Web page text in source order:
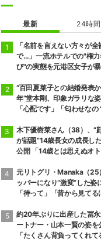
最新 24時間
「名前を言えない方々が全
で…」一流ホテルでの"権
び"の実態を元港区女子が
“百田夏菜子との結婚発表
年”堂本剛、印象ガラリな
「心配です」「匂わせなの
木下優樹菜さん（38）、“
が話題”14歳長女の成長し
公開 「14歳とは思えぬオ
ぎる」など反響
元リトグリ・Manaka（25
ッパーになり“激変”した姿
「待って」「昔から見てる
約20年ぶりに出産した冨
ートナー・山本一賢の姿を
「たくさん背負ってくれて